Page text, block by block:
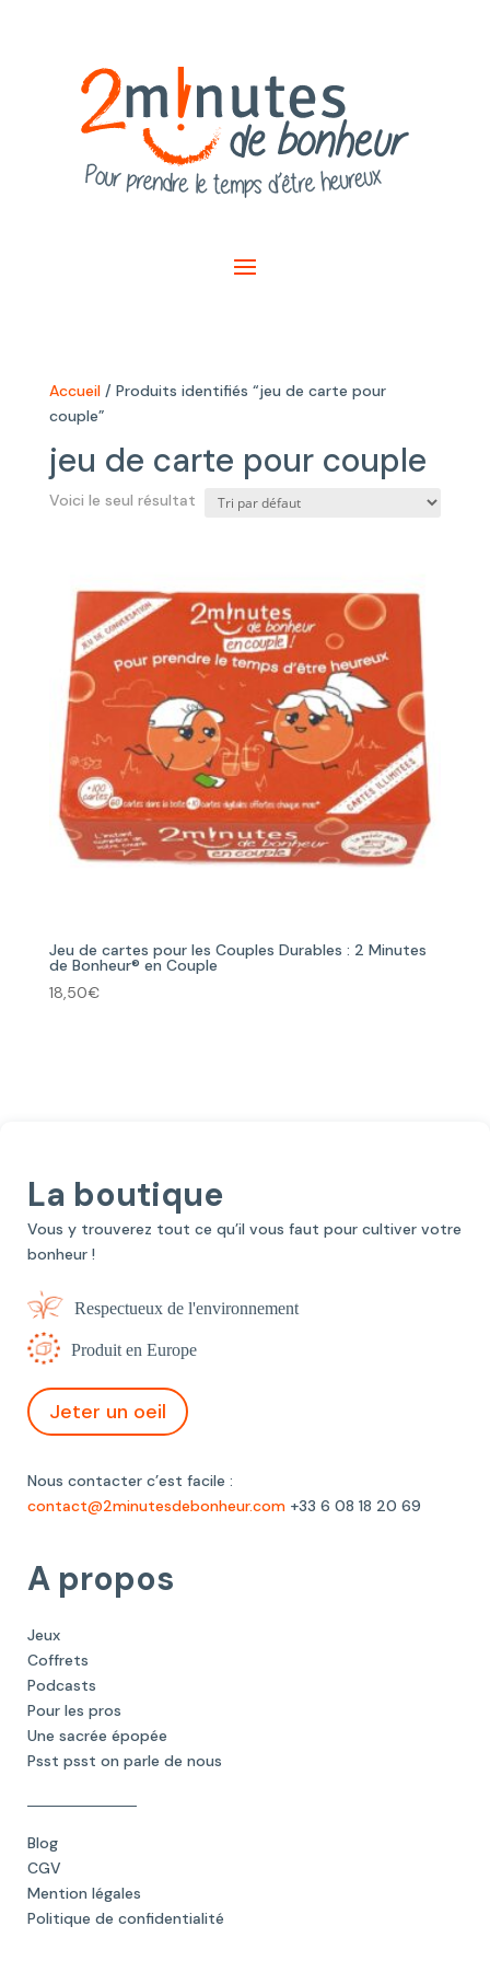
Accueil/ Produits identifiés “jeu de carte pour
couple”
jeu de carte pour couple
Voici le seul résultat
Jeu de cartes pour les Couples Durables : 2 Minutes
de Bonheur® en Couple
18,50€
La boutique
Vous y trouverez tout ce qu’il vous faut pour cultiver votre
bonheur !
Respectueux de l'environnement
Produit en Europe
Jeter un oeil
Nous contacter c’est facile :
contact@2minutesdebonheur.com +33 6 08 18 20 69
A propos
Jeux
Coffrets
Podcasts
Pour les pros
Une sacrée épopée
Psst psst on parle de nous
Blog
CGV
Mention légales
Politique de confidentialité